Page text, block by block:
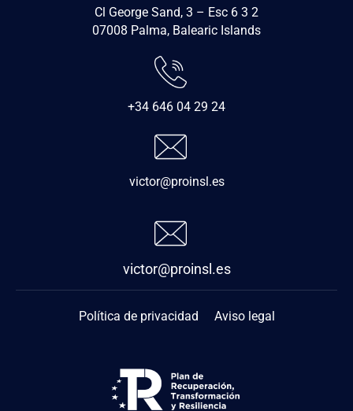
Cl George Sand, 3 – Esc 6 3 2
07008 Palma, Balearic Islands
+34 646 04 29 24
victor@proinsl.es
victor@proinsl.es
Política de privacidad Aviso legal